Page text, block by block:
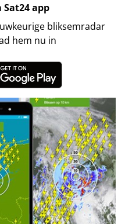
app
bliksemradar
hem nu in